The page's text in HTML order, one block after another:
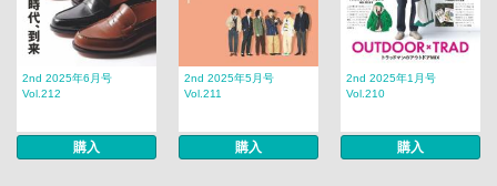
2nd 2025年6月号
Vol.212
購入
2nd 2025年5月号
Vol.211
購入
2nd 2025年1月号
Vol.210
購入